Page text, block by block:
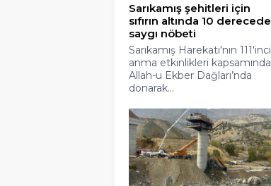
Sarıkamış şehitleri için
sıfırın altında 10 derecede
saygı nöbeti
Sarıkamış Harekatı'nın 111'inci
anma etkinlikleri kapsamında
Allah-u Ekber Dağları’nda
donarak...